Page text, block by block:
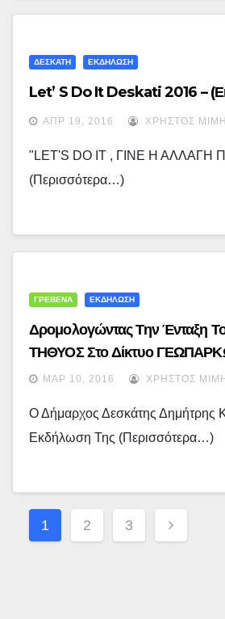
ΔΕΣΚΑΤΗ ΕΚΔΗΛΩΣΗ
Let’ S Do It Deskati 2016 –
ΑΠΡ 19, 2016 ΧΡΉΣΤΟΣ
"LET'S DO IT , ΓΙΝΕ Η ΑΛΛΑΓΗ
(περισσότερα…)
ΓΡΕΒΕΝΑ ΕΚΔΗΛΩΣΗ
Δρομολογώντας Την Ένταξη
ΤΗΘΥΟΣ Στο Δίκτυο
UNESCO… (εικόνες)
ΜΑΡ 10, 2016 ΧΡΉΣΤΟΣ
Ο Δήμαρχος Δεσκάτης Δημήτρης
Εκδήλωση Της (περισσότερα…)
Σελιδοποίηση
Άρθρων
1 2 3